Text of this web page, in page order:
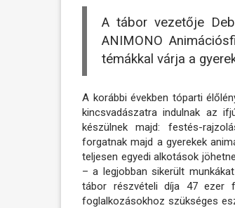
A tábor vezetője
ANIMONO
témákkal várja a
A korábbi években tóparti
kincsvadászatra indulnak az
készülnek majd: festés-
forgatnak majd a gyerekek
teljesen egyedi alkotások
– a legjobban sikerült
tábor részvételi díja 47 ezer
foglalkozásokhoz szükséges